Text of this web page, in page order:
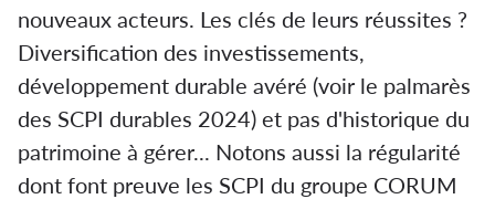
nouveaux acteurs. Les clés de leurs réussites ?
Diversification des investissements,
développement durable avéré (voir le palmarès
des SCPI durables 2024) et pas d'historique du
patrimoine à gérer... Notons aussi la régularité
dont font preuve les SCPI du groupe CORUM